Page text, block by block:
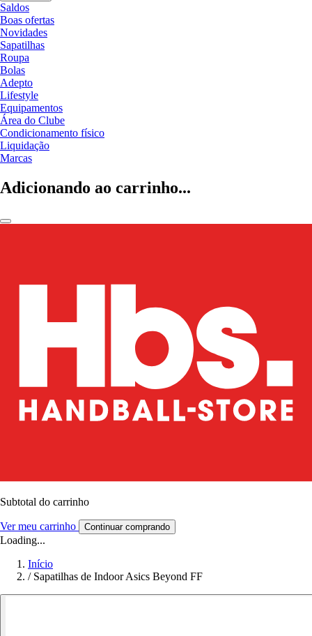
Saldos
Boas ofertas
Novidades
Sapatilhas
Roupa
Bolas
Adepto
Lifestyle
Equipamentos
Área do Clube
Condicionamento físico
Liquidação
Marcas
Adicionando ao carrinho...
Subtotal do carrinho
Ver meu carrinho Continuar comprando
Loading...
Início
/ Sapatilhas de Indoor Asics Beyond FF